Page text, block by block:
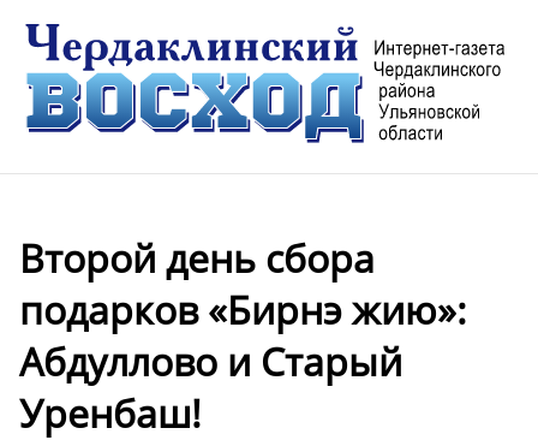
Второй день сбора
подарков «Бирнэ жию»:
Абдуллово и Старый
Уренбаш!